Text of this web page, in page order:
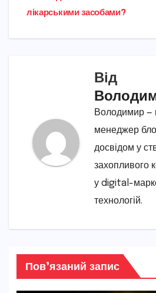
записів
лікарськими засобами?
Від
Володимир —
менеджер
досвідом у
захопливого
у digital-
технологій.
Пов’язаний запис